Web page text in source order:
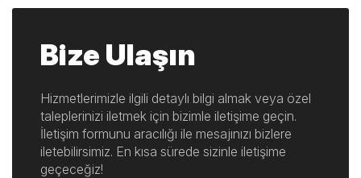
Bize Ulaşın
Hizmetlerimizle ilgili detaylı bilgi almak veya özel
taleplerinizi iletmek için bizimle iletişime geçin.
İletişim formunu aracılığı ile mesajınızı bizlere
iletebilirsimiz. En kısa sürede sizinle iletişime
geçeceğiz!